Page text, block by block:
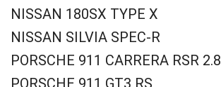
NISSAN 180SX TYPE X
NISSAN SILVIA SPEC-R
PORSCHE 911 CARRERA RSR 2.8
PORSCHE 911 GT3 RS